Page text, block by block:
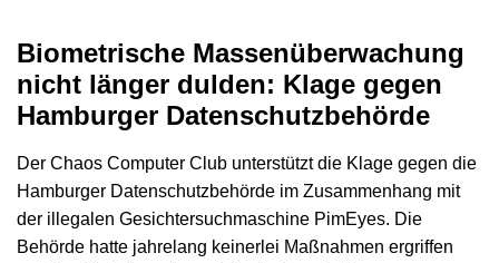
Biometrische Massenüberwachung
nicht länger dulden: Klage gegen
Hamburger Datenschutzbehörde
Der Chaos Computer Club unterstützt die Klage gegen die
Hamburger Datenschutzbehörde im Zusammenhang mit
der illegalen Gesichtersuchmaschine PimEyes. Die
Behörde hatte jahrelang keinerlei Maßnahmen ergriffen